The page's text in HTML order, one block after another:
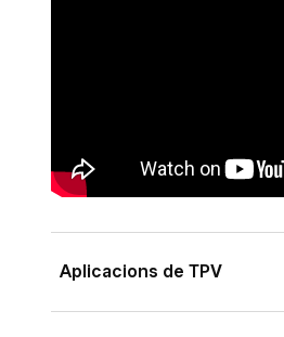
Aplicacions de TPV